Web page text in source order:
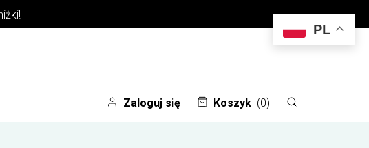
Zaloguj się Koszyk (0)
PL